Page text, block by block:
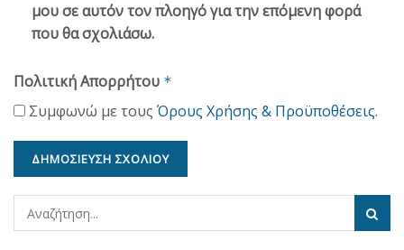
μου σε αυτόν τον πλοηγό για την επόμενη φορά
που θα σχολιάσω.
Πολιτική Απορρήτου *
Συμφωνώ με τους Όρους Χρήσης & Προϋποθέσεις.